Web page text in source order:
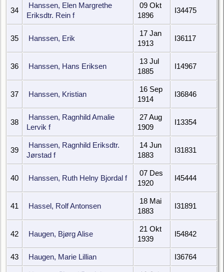
34
Hanssen, Elen Margrethe
Eriksdtr. Rein f
09 Okt
1896
I34475
35 Hanssen, Erik
17 Jan
1913
I36117
36 Hanssen, Hans Eriksen
13 Jul
1885
I14967
37 Hanssen, Kristian
16 Sep
1914
I36846
38
Hanssen, Ragnhild Amalie
Lervik f
27 Aug
1909
I13354
39
Hanssen, Ragnhild Eriksdtr.
Jørstad f
14 Jun
1883
I31831
40 Hanssen, Ruth Helny Bjordal f
07 Des
1920
I45444
41 Hassel, Rolf Antonsen
18 Mai
1883
I31891
42 Haugen, Bjørg Alise
21 Okt
1939
I54842
43 Haugen, Marie Lillian I36764